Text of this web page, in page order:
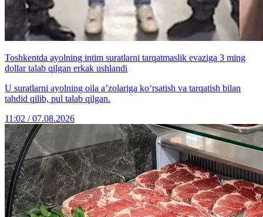
Toshkentda ayolning intim suratlarni tarqatmaslik evaziga 3 ming
dollar talab qilgan erkak ushlandi
U suratlarni ayolning oila a’zolariga ko‘rsatish va tarqatish bilan
tahdid qilib, pul talab qilgan.
11:02 / 07.08.2026